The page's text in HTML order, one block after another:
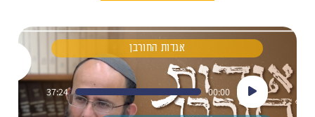
אגדות החורבן
נגן
אודיו
00:00
37:24